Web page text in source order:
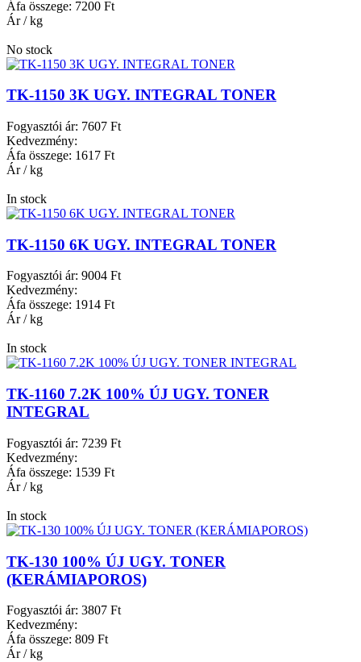
Áfa összege: 7200 Ft
Ár / kg
No stock
TK-1150 3K UGY. INTEGRAL TONER
Fogyasztói ár: 7607 Ft
Kedvezmény:
Áfa összege: 1617 Ft
Ár / kg
In stock
TK-1150 6K UGY. INTEGRAL TONER
Fogyasztói ár: 9004 Ft
Kedvezmény:
Áfa összege: 1914 Ft
Ár / kg
In stock
TK-1160 7.2K 100% ÚJ UGY. TONER
INTEGRAL
Fogyasztói ár: 7239 Ft
Kedvezmény:
Áfa összege: 1539 Ft
Ár / kg
In stock
TK-130 100% ÚJ UGY. TONER
(KERÁMIAPOROS)
Fogyasztói ár: 3807 Ft
Kedvezmény:
Áfa összege: 809 Ft
Ár / kg